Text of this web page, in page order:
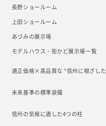
長野ショールーム
上田ショールーム
あづみの展示場
モデルハウス・街かど展示場一覧
適正価格×高品質な “信州に根ざした
未来基準の標準装備
信州の気候に適した4つの柱